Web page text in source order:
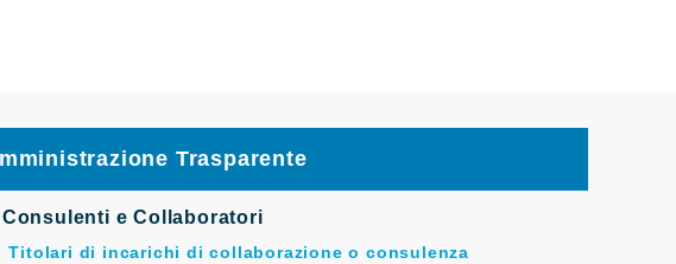
Trasparente
Consulenti e Collaboratori
Titolari di incarichi di collaborazione o consulenza